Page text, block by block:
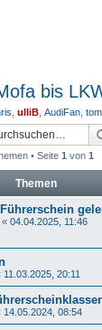
bis
ulliB AudiFan tom
• Seite 1 von 1
Themen
« 04.04.2025, 11:46
11.03.2025, 20:11
14.05.2024, 08:54